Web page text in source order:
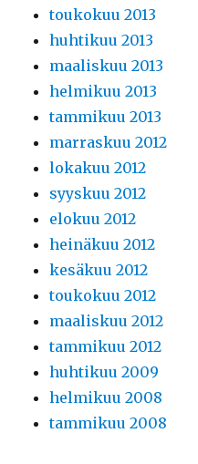
toukokuu 2013
huhtikuu 2013
maaliskuu 2013
helmikuu 2013
tammikuu 2013
marraskuu 2012
lokakuu 2012
syyskuu 2012
elokuu 2012
heinäkuu 2012
kesäkuu 2012
toukokuu 2012
maaliskuu 2012
tammikuu 2012
huhtikuu 2009
helmikuu 2008
tammikuu 2008